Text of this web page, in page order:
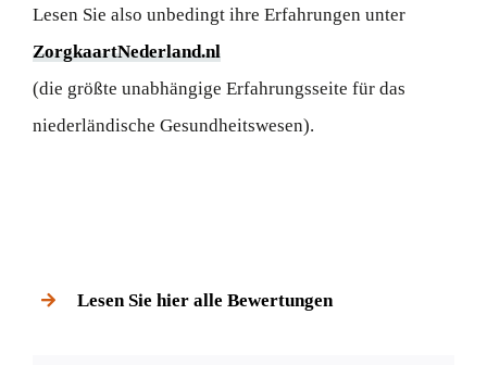
Lesen Sie also unbedingt ihre Erfahrungen unter
ZorgkaartNederland.nl
(die größte unabhängige Erfahrungsseite für das
niederländische Gesundheitswesen).
Lesen Sie hier alle Bewertungen